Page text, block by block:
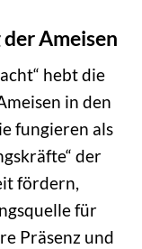
Ameisen
hebt die
in den
fungieren als
der
fördern,
für
Präsenz und